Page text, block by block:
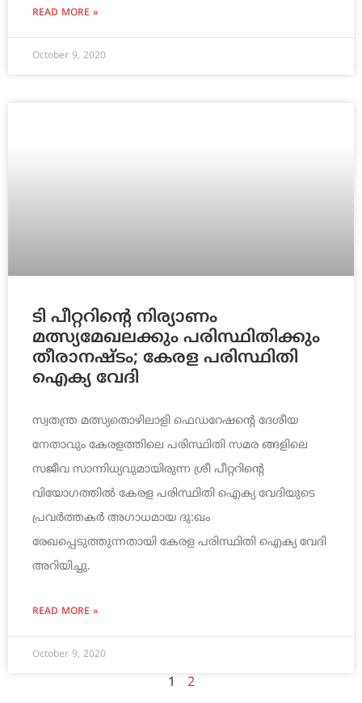
READ MORE »
October 9, 2020
ടി പീറ്ററിന്റെ നിര്യാണം
മത്സ്യമേഖലക്കും പരിസ്ഥിതിക്കും
തീരാനഷ്ടം; കേരള പരിസ്ഥിതി
ഐക്യ വേദി
സ്വതന്ത്ര മത്സ്യതൊഴിലാളി ഫെഡറേഷന്റെ ദേശീയ
നേതാവും കേരളത്തിലെ പരിസ്ഥിതി സമര ങ്ങളിലെ
സജീവ സാന്നിധ്യവുമായിരുന്ന ശ്രീ പീറ്ററിന്റെ
വിയോഗത്തിൽ കേരള പരിസ്ഥിതി ഐക്യ വേദിയുടെ
പ്രവർത്തകർ അഗാധമായ ദു:ഖം
രേഖപ്പെടുത്തുന്നതായി കേരള പരിസ്ഥിതി ഐക്യ വേദി
അറിയിച്ചു.
READ MORE »
October 9, 2020
1 2